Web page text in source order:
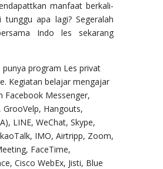
manfaat berkali-
tunggu apa lagi? Segeralah
Indo les sekarang
punya program Les privat
Kegiatan belajar mengajar
Facebook Messenger,
Hangouts,
LINE, WeChat, Skype,
IMO, Airtripp, Zoom,
FaceTime,
Cisco WebEx, Jisti, Blue